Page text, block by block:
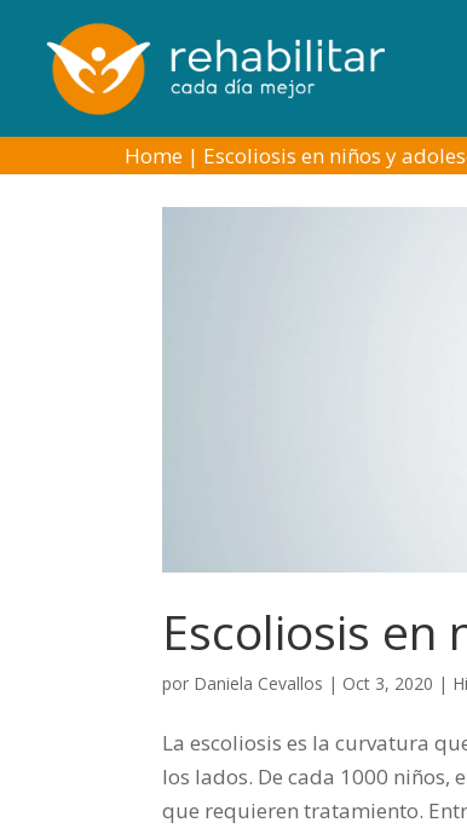
Home| Escoliosis en niños y
Escoliosis en
por Daniela Cevallos | Oct 3, 2020 |
La escoliosis es la curvatura
los lados. De cada 1000
que requieren tratamiento.